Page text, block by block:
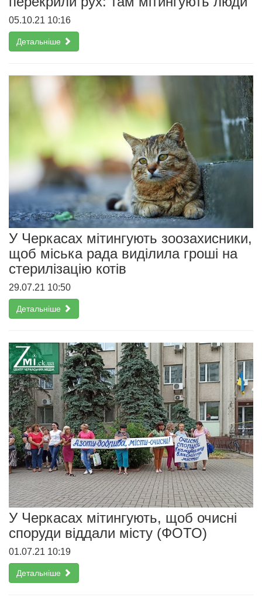
05.10.21 10:16
Детальніше
У Черкасах мітингують зоозахисники,
щоб міська рада виділила гроші на
стерилізацію котів
29.07.21 10:50
Детальніше
У Черкасах мітингують, щоб очисні
споруди віддали місту (ФОТО)
01.07.21 10:19
Детальніше